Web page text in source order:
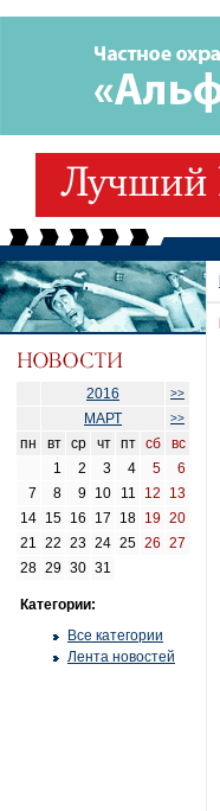
2016 >>
МАРТ >>
пн вт ср чт пт сб
вс
1
2 3 4 5
6
7
8 9 10 11 12
13
14 15 16 17 18 19 20
21 22 23 24 25 26 27
28 29 30 31
Категории:
Все категории
Лента новостей